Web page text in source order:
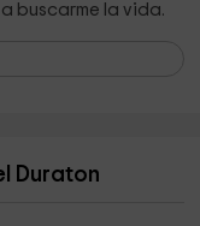
buscarme la vida.
del tiempo tener
su alojamiento
Duraton